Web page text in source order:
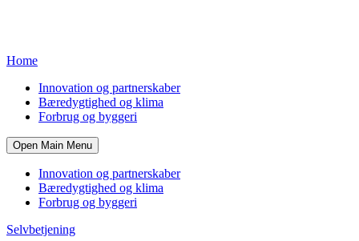
Home
Innovation og partnerskaber
Bæredygtighed og klima
Forbrug og byggeri
Open Main Menu
Innovation og partnerskaber
Bæredygtighed og klima
Forbrug og byggeri
Selvbetjening